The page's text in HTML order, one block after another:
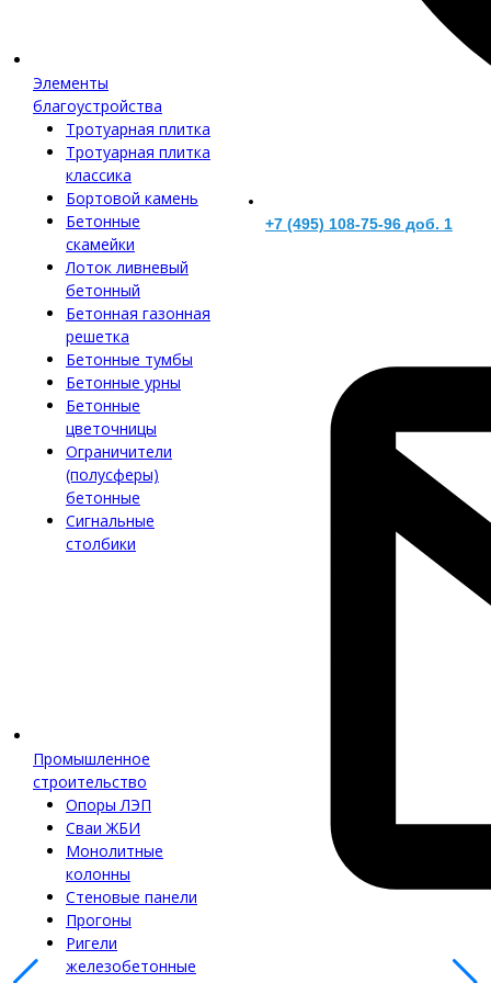
Элементы
благоустройства
Тротуарная плитка
Тротуарная плитка
классика
Бортовой камень
Бетонные
скамейки
Лоток ливневый
бетонный
Бетонная газонная
решетка
Бетонные тумбы
Бетонные урны
Бетонные
цветочницы
Ограничители
(полусферы)
бетонные
Сигнальные
столбики
Промышленное
строительство
Опоры ЛЭП
Сваи ЖБИ
Монолитные
колонны
Стеновые панели
Прогоны
Ригели
железобетонные
+7 (495) 108-75-96 доб. 1